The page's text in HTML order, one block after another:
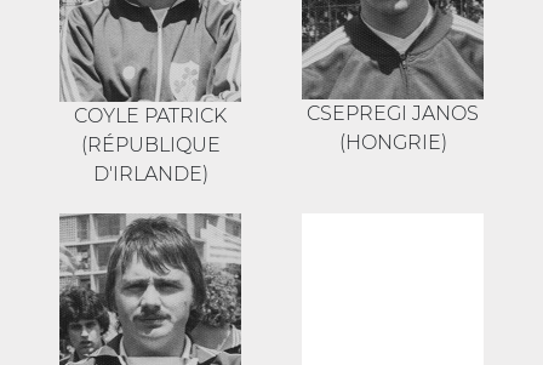
COYLE PATRICK
(RÉPUBLIQUE
D'IRLANDE)
CSEPREGI JANOS
(HONGRIE)